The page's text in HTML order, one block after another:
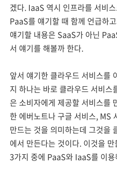
겠다. IaaS 역시 인프라를 서비
PaaS를 얘기할 때 함께 언급하
얘기할 내용은 SaaS가 아닌
서 얘기를 해볼까 한다.
앞서 얘기한 클라우드 서비스를
지 하나는 바로 클라우드 서비스
은 소비자에게 제공할 서비스를
한 에버노트나 구글 서비스, MS
만드는 것을 의미하는데 그것을
에서 만든다는 것이다. 이것을
3가지 중에 PaaS와 IaaS를 이